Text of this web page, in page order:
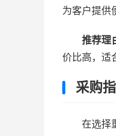
为客户提供
推荐理
价比高，适
采购
在选择